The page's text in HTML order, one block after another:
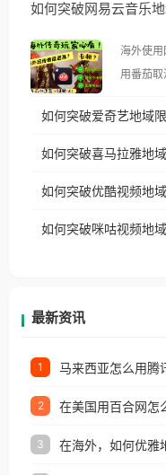
示语。 海外用户如香港、澳门、台湾、美国、加拿
像其他
仅能在中国大陆
使用番茄
台湾、
权限制所
如何突破网易云音乐
海外使
用番茄取消海外
播放”的提示语。 海外用户如
国、加
制问题，且
户收听网
如何突破爱奇艺地域
如何突破喜马拉雅地
如何突破优酷视频地
如何突破咪咕视频地
最新资讯
1
2
3